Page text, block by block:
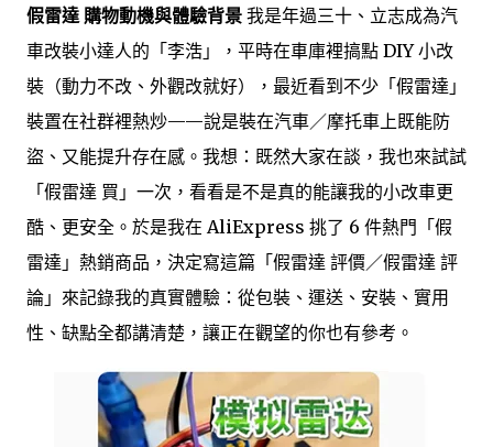
假雷達 購物動機與體驗背景 我是年過三十、立志成為汽
車改裝小達人的「李浩」，平時在車庫裡搞點 DIY 小改
裝（動力不改、外觀改就好），最近看到不少「假雷達」
裝置在社群裡熱炒——說是裝在汽車／摩托車上既能防
盜、又能提升存在感。我想：既然大家在談，我也來試試
「假雷達 買」一次，看看是不是真的能讓我的小改車更
酷、更安全。於是我在 AliExpress 挑了 6 件熱門「假
雷達」熱銷商品，決定寫這篇「假雷達 評價／假雷達 評
論」來記錄我的真實體驗：從包裝、運送、安裝、實用
性、缺點全都講清楚，讓正在觀望的你也有參考。